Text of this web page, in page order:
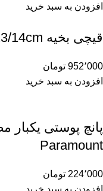
افزودن به سبد خرید
قیچی بخیه J-22-403 surgicon 9/11/13/14cm
952٬000 تومان
افزودن به سبد خرید
Paramount
224٬000 تومان
افزودن به سبد خرید